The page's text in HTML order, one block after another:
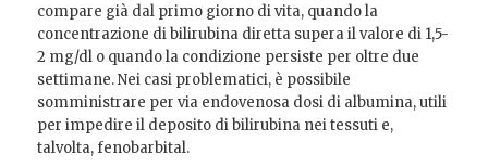
compare già dal primo giorno di vita, quando la
concentrazione di bilirubina diretta supera il valore di 1,5-
2 mg/dl o quando la condizione persiste per oltre due
settimane. Nei casi problematici, è possibile
somministrare per via endovenosa dosi di albumina, utili
per impedire il deposito di bilirubina nei tessuti e,
talvolta, fenobarbital.